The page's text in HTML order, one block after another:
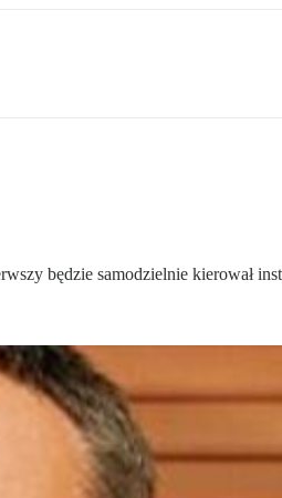
będzie samodzielnie kierował